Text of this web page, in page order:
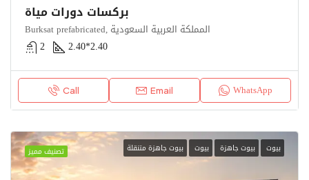
بركسات دورات مياة
Burksat prefabricated, المملكة العربية السعودية
2 2.40*2.40
Call Email WhatsApp
تصنيف مميز بيوت بيوت جاهزة بيوت بيوت جاهزة متنقلة